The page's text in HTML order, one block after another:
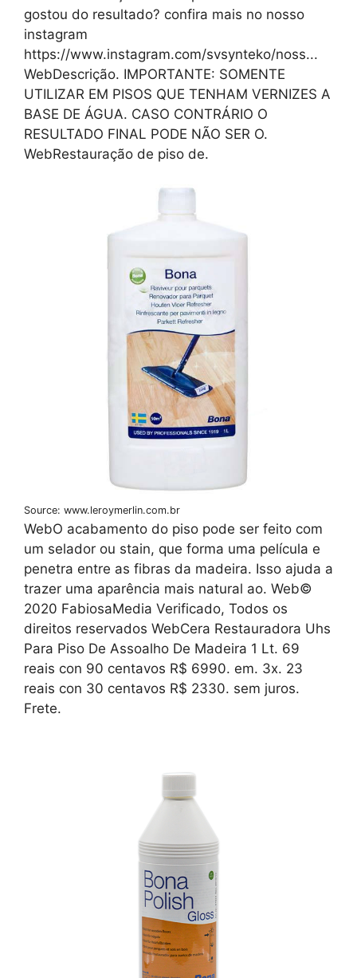
gostou do resultado? confira mais no nosso
instagram
https://www.instagram.com/svsynteko/noss...
WebDescrição. IMPORTANTE: SOMENTE
UTILIZAR EM PISOS QUE TENHAM VERNIZES A
BASE DE ÁGUA. CASO CONTRÁRIO O
RESULTADO FINAL PODE NÃO SER O.
WebRestauração de piso de.
Source: www.leroymerlin.com.br
WebO acabamento do piso pode ser feito com
um selador ou stain, que forma uma película e
penetra entre as fibras da madeira. Isso ajuda a
trazer uma aparência mais natural ao. Web©
2020 FabiosaMedia Verificado, Todos os
direitos reservados WebCera Restauradora Uhs
Para Piso De Assoalho De Madeira 1 Lt. 69
reais con 90 centavos R$ 6990. em. 3x. 23
reais con 30 centavos R$ 2330. sem juros.
Frete.